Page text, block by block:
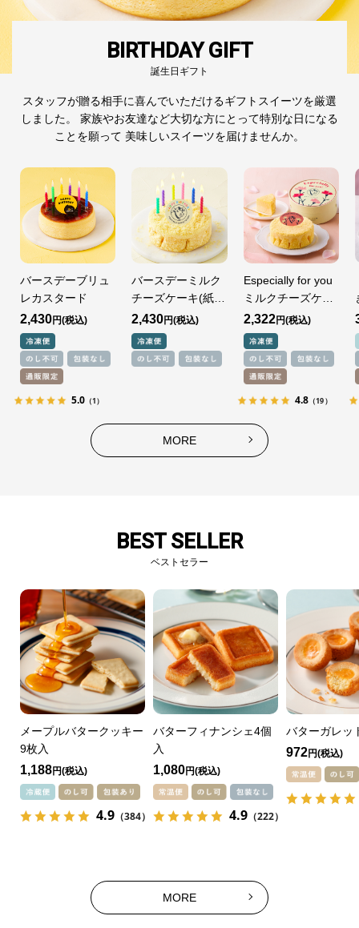
BIRTHDAY GIFT
誕生日ギフト
スタッフが贈る相手に喜んでいただけるギフトスイーツを厳選
しました。
家族やお友達など大切な方にとって特別な日になる
ことを願って 美味しいスイーツを届けませんか。
バースデーブリュ
レカスタード
2,430円
5.0 （1）
バースデーミルク
チーズケーキ(紙
缶)
2,430円
Especially for you
ミルクチーズケー
キ
2,322円
4.8（19）
MORE
BEST SELLER
ベストセラー
メープルバタークッキー
9枚入
1,188円
4.9 （384）
バターフィナンシェ4個
入
1,080円
4.9 （222）
バターガレッ
972円
MORE